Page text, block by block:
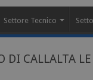
Settore Tecnico
DI CALLALTA